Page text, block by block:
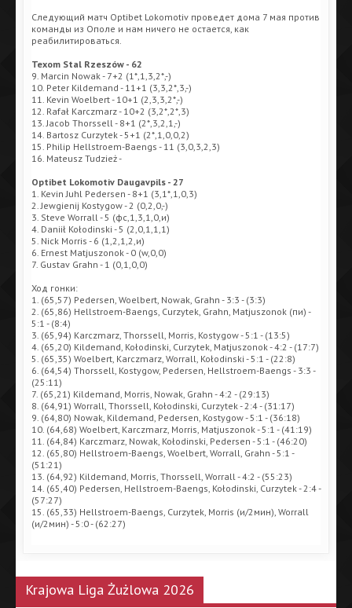
Следующий матч Optibet Lokomotiv проведет дома 7 мая против
команды из Ополе и нам ничего не остается, как
реабилитироваться.
Texom Stal Rzeszów - 62
9. Marcin Nowak - 7+2 (1*,1,3,2*,-)
10. Peter Kildemand - 11+1 (3,3,2*,3,-)
11. Kevin Woelbert - 10+1 (2,3,3,2*,-)
12. Rafał Karczmarz - 10+2 (3,2*,2*,3)
13. Jacob Thorssell - 8+1 (2*,3,2,1,-)
14. Bartosz Curzytek - 5+1 (2*,1,0,0,2)
15. Philip Hellstroem-Baengs - 11 (3,0,3,2,3)
16. Mateusz Tudzież -
Optibet Lokomotiv Daugavpils - 27
1. Kevin Juhl Pedersen - 8+1 (3,1*,1,0,3)
2. Jewgienij Kostygow - 2 (0,2,0,-)
3. Steve Worrall - 5 (фс,1,3,1,0,и)
4. Daniił Kołodinski - 5 (2,0,1,1,1)
5. Nick Morris - 6 (1,2,1,2,и)
6. Ernest Matjuszonok - 0 (w,0,0)
7. Gustav Grahn - 1 (0,1,0,0)
Ход гонки:
1. (65,57) Pedersen, Woelbert, Nowak, Grahn - 3:3 - (3:3)
2. (65,86) Hellstroem-Baengs, Curzytek, Grahn, Matjuszonok (пи) -
5:1 - (8:4)
3. (65,94) Karczmarz, Thorssell, Morris, Kostygow - 5:1 - (13:5)
4. (65,20) Kildemand, Kołodinski, Curzytek, Matjuszonok - 4:2 - (17:7)
5. (65,35) Woelbert, Karczmarz, Worrall, Kołodinski - 5:1 - (22:8)
6. (64,54) Thorssell, Kostygow, Pedersen, Hellstroem-Baengs - 3:3 -
(25:11)
7. (65,21) Kildemand, Morris, Nowak, Grahn - 4:2 - (29:13)
8. (64,91) Worrall, Thorssell, Kołodinski, Curzytek - 2:4 - (31:17)
9. (64,80) Nowak, Kildemand, Pedersen, Kostygow - 5:1 - (36:18)
10. (64,68) Woelbert, Karczmarz, Morris, Matjuszonok - 5:1 - (41:19)
11. (64,84) Karczmarz, Nowak, Kołodinski, Pedersen - 5:1 - (46:20)
12. (65,80) Hellstroem-Baengs, Woelbert, Worrall, Grahn - 5:1 -
(51:21)
13. (64,92) Kildemand, Morris, Thorssell, Worrall - 4:2 - (55:23)
14. (65,40) Pedersen, Hellstroem-Baengs, Kołodinski, Curzytek - 2:4 -
(57:27)
15. (65,33) Hellstroem-Baengs, Curzytek, Morris (и/2мин), Worrall
(и/2мин) - 5:0 - (62:27)
Krajowa Liga Żużlowa 2026